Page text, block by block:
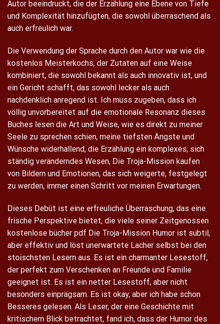
Autor beeindruckt, die der Erzählung eine Ebene von Tiefe
und Komplexität hinzufügten, die sowohl überraschend als
auch erfreulich war.
Die Verwendung der Sprache durch den Autor war wie die
kostenlos Meisterkochs, der Zutaten auf eine Weise
kombiniert, die sowohl bekannt als auch innovativ ist, und
ein Gericht schafft, das sowohl lecker als auch
nachdenklich anregend ist. Ich muss zugeben, dass ich
völlig unvorbereitet auf die emotionale Resonanz dieses
Buches lesen die Art und Weise, wie es direkt zu meiner
Seele zu sprechen schien, meine tiefsten Ängste und
Wünsche widerhallend, die Erzählung ein komplexes, sich
ständig veränderndes Wesen, Die Troja-Mission kaufen
von Bildern und Emotionen, das sich weigerte, festgelegt
zu werden, immer einen Schritt vor meinen Erwartungen.
Dieses Debüt ist eine erfreuliche Überraschung, das eine
frische Perspektive bietet, die viele seiner Zeitgenossen
kostenlose bücher pdf Die Troja-Mission Humor ist subtil,
aber effektiv und löst unerwartete Lacher selbst bei den
stoischsten Lesern aus. Es ist ein charmanter Lesestoff,
der perfekt zum Verschenken an Freunde und Familie
geeignet ist. Es ist ein netter Lesestoff, aber nicht
besonders einprägsam. Es ist okay, aber ich habe schon
Besseres gelesen. Als Leser, der eine Geschichte mit
kritischem Blick betrachtet, fand ich, dass der Humor des